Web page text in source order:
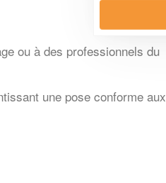
ou à des professionnels du
une pose conforme aux
En